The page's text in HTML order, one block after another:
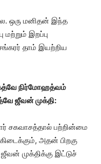
ஒரு மனிதன் இந்த
இறப்பு
தாம் இயற்றிய
நிர்மோஹத்வம்
ஜீவன் முக்தி:
சகவாசத்தால் பற்றின்மை
அதன் பிறகு
முக்திக்கு இட்டுச்